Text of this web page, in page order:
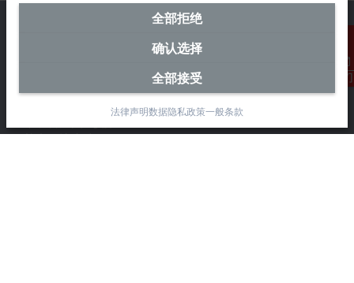
联系我们
毕孚自动化设备贸易(上海)有限公司
市北智汇园4号楼
静安区汶水路 299 弄 9-10 号
全部拒绝
确认选择
全部接受
法律声明数据隐私政策一般条款